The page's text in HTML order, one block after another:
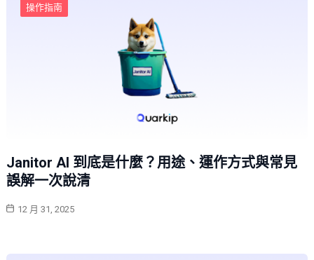
操作指南
Janitor AI 到底是什麼？用途、運作方式與常見
誤解一次說清
12 月 31, 2025